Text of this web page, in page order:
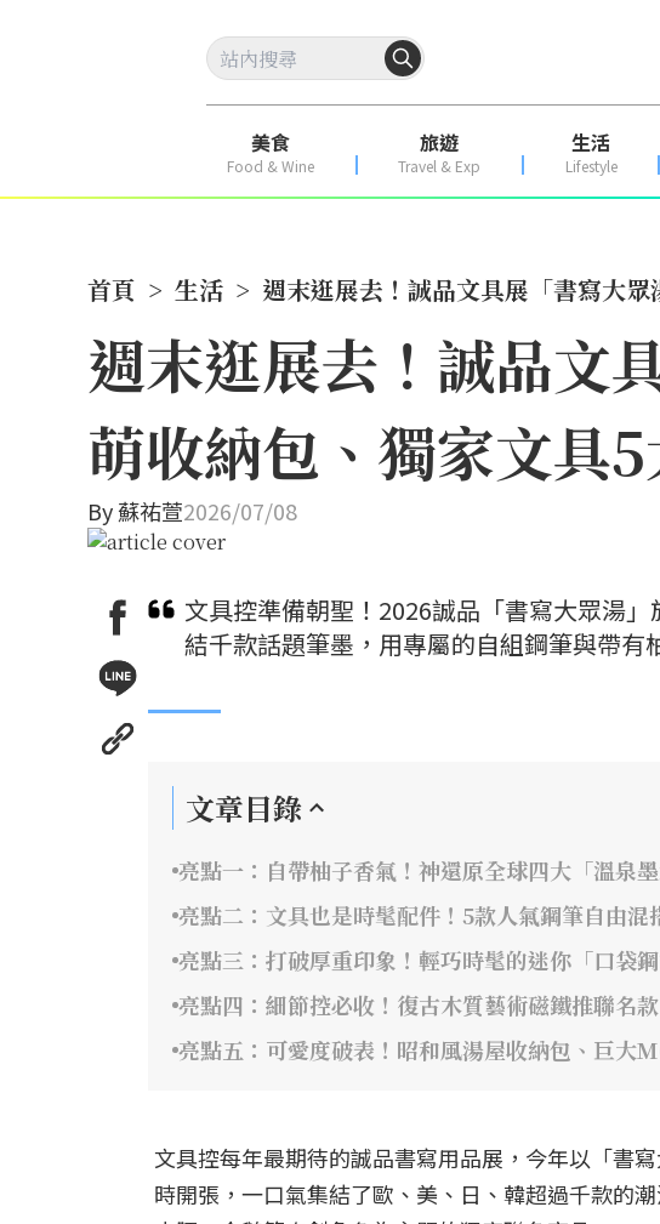
美食
Food & Wine
旅遊
Travel & Exp
生活
Lifestyle
首頁 > 生活 > 週末逛展去！誠品文具展「書寫大
週末逛展去！誠品文
萌收納包、獨家文具
By蘇祐萱2026/07/08
文具控準備朝聖！2026誠品「書寫大眾湯
結千款話題筆墨，用專屬的自組鋼筆與帶有
文章目錄
亮點一：自帶柚子香氣！神還原全球四大「溫泉墨
亮點二：文具也是時髦配件！5款人氣鋼筆自由混
亮點三：打破厚重印象！輕巧時髦的迷你「口袋鋼
亮點四：細節控必收！復古木質藝術磁鐵推聯名款
亮點五：可愛度破表！昭和風湯屋收納包、巨大
文具控每年最期待的誠品書寫用品展，今年以「書
時開張，一口氣集結了歐、美、日、韓超過千款的